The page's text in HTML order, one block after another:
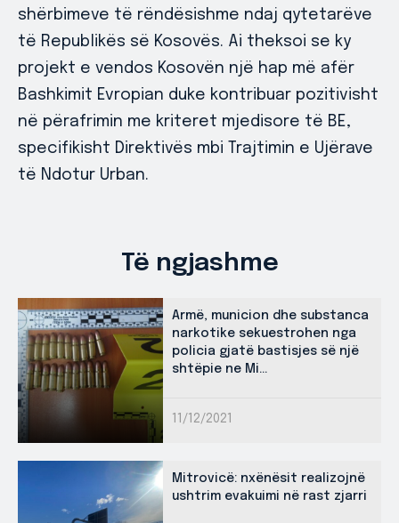
shërbimeve të rëndësishme ndaj qytetarëve
të Republikës së Kosovës. Ai theksoi se ky
projekt e vendos Kosovën një hap më afër
Bashkimit Evropian duke kontribuar pozitivisht
në përafrimin me kriteret mjedisore të BE,
specifikisht Direktivës mbi Trajtimin e Ujërave
të Ndotur Urban.
Të ngjashme
Armë, municion dhe substanca
narkotike sekuestrohen nga
policia gjatë bastisjes së një
shtëpie ne Mi...
11/12/2021
Mitrovicë: nxënësit realizojnë
ushtrim evakuimi në rast zjarri